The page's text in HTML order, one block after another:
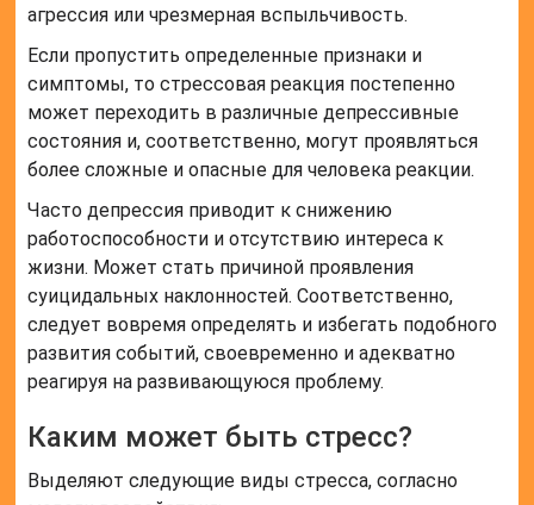
агрессия или чрезмерная вспыльчивость.
Если пропустить определенные признаки и
симптомы, то стрессовая реакция постепенно
может переходить в различные депрессивные
состояния и, соответственно, могут проявляться
более сложные и опасные для человека реакции.
Часто депрессия приводит к снижению
работоспособности и отсутствию интереса к
жизни. Может стать причиной проявления
суицидальных наклонностей. Соответственно,
следует вовремя определять и избегать подобного
развития событий, своевременно и адекватно
реагируя на развивающуюся проблему.
Каким может быть стресс?
Выделяют следующие виды стресса, согласно